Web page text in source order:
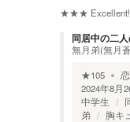
★★★
同居中の二
無月弟(無月
★105
2024年8月
中学生
弟
胸キ